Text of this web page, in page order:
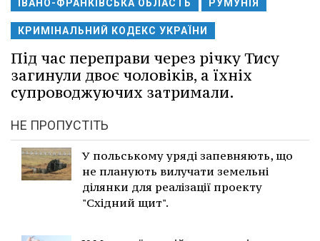
ІВАНО-ФРАНКІВСЬКА ОБЛАСТЬ РУМУНІЯ
КРИМІНАЛЬНИЙ КОДЕКС УКРАЇНИ
Під час переправи через річку Тису
загинули двоє чоловіків, а їхніх
супроводжуючих затримали.
НЕ ПРОПУСТІТЬ
У польському уряді запевняють, що
не планують вилучати земельні
ділянки для реалізації проекту
"Східний щит".